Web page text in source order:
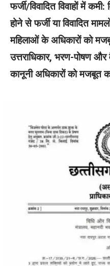
फर्जी/विवादित विवाहों में
होने से फर्जी या विवादित
महिलाओं के अधिकारों को
उत्तराधिकार, भरण-पोषण और
कानूनी अधिकारों को मजबूत